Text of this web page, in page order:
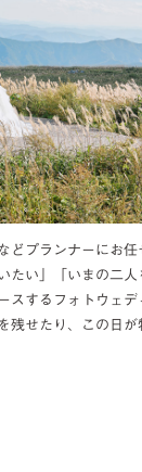
どプランナーにお任
たい」「いまの二人
スするフォトウェデ
残せたり、この日が